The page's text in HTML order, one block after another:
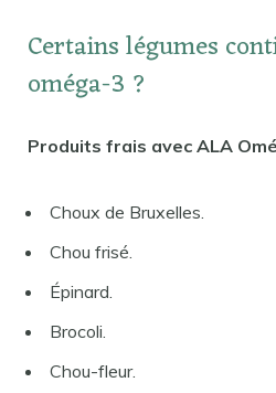
Certains légumes
oméga-3 ?
Produits frais avec ALA
Choux de Bruxelles.
Chou frisé.
Épinard.
Brocoli.
Chou-fleur.